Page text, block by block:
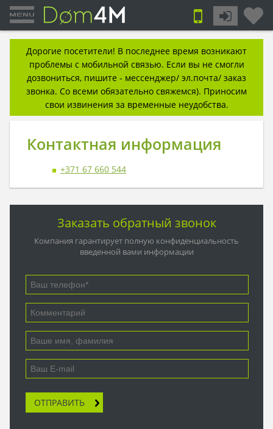
Дорогие посетители! В последнее время возникают
проблемы с мобильной связью. Если вы не смогли
дозвониться, пишите - мессенджер/ эл.почта/ заказ
звонка. Со всеми обязательно свяжемся). Приносим
свои извинения за временные неудобства.
Контактная информация
+371 67 660 544
Заказать обратный звонок
Компания гарантирует полную конфиденциальность
введенной вами информации
ОТПРАВИТЬ